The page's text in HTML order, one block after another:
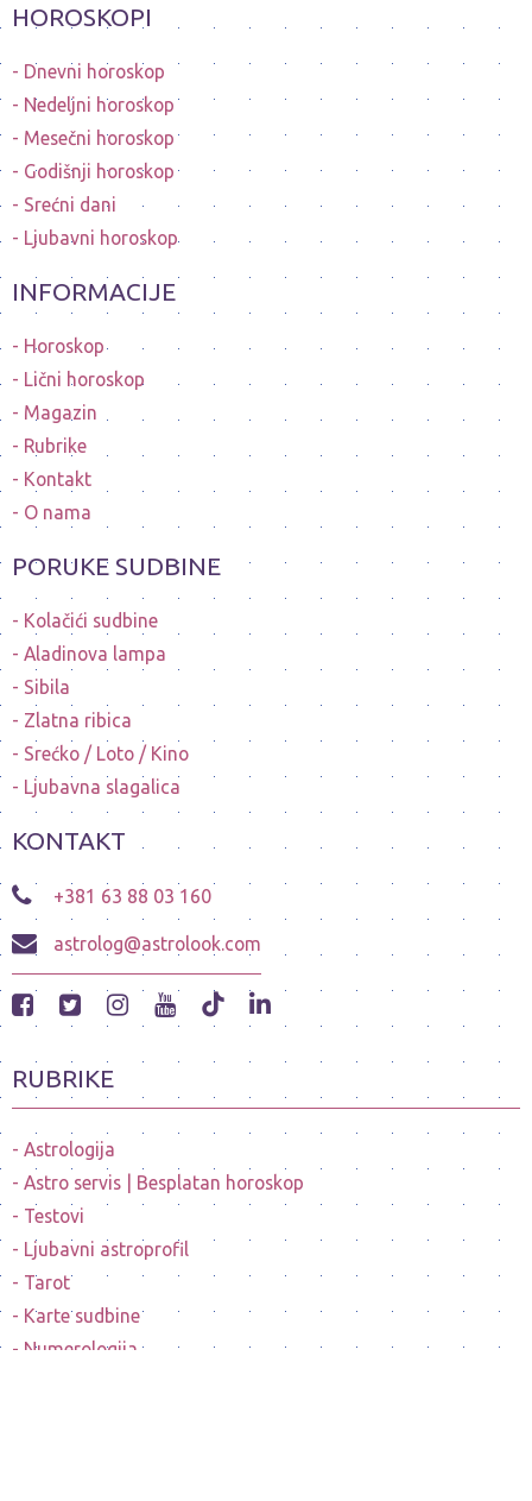
HOROSKOPI
Dnevni horoskop
Nedeljni horoskop
Mesečni horoskop
Godišnji horoskop
Srećni dani
Ljubavni horoskop
INFORMACIJE
Horoskop
Lični horoskop
Magazin
Rubrike
Kontakt
O nama
PORUKE SUDBINE
Kolačići sudbine
Aladinova lampa
Sibila
Zlatna ribica
Srećko / Loto / Kino
Ljubavna slagalica
KONTAKT
+381 63 88 03 160
astrolog@astrolook.com
RUBRIKE
Astrologija
Astro servis | Besplatan horoskop
Testovi
Ljubavni astroprofil
Tarot
Karte sudbine
Numerologija